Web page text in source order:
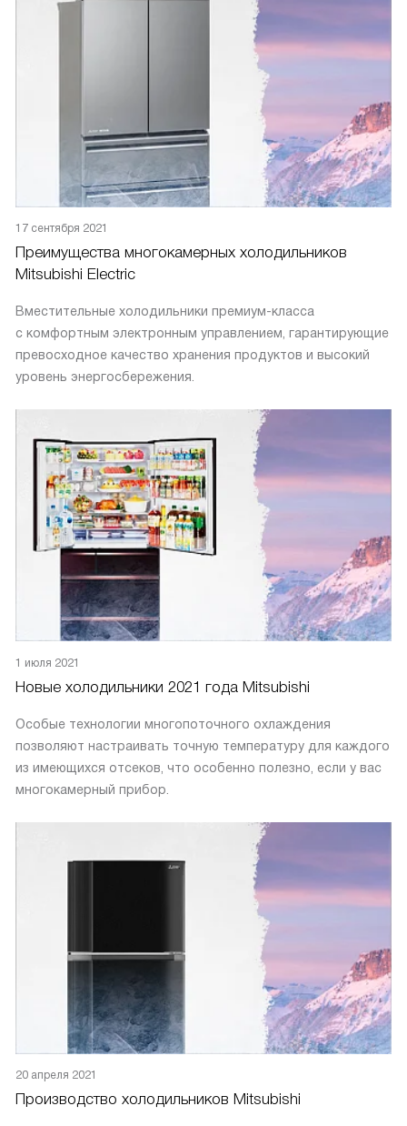
17 сентября 2021
Преимущества многокамерных холодильников
Mitsubishi Electric
Вместительные холодильники премиум-класса
с комфортным электронным управлением, гарантирующие
превосходное качество хранения продуктов и высокий
уровень энергосбережения.
1 июля 2021
Новые холодильники 2021 года Mitsubishi
Особые технологии многопоточного охлаждения
позволяют настраивать точную температуру для каждого
из имеющихся отсеков, что особенно полезно, если у вас
многокамерный прибор.
20 апреля 2021
Производство холодильников Mitsubishi